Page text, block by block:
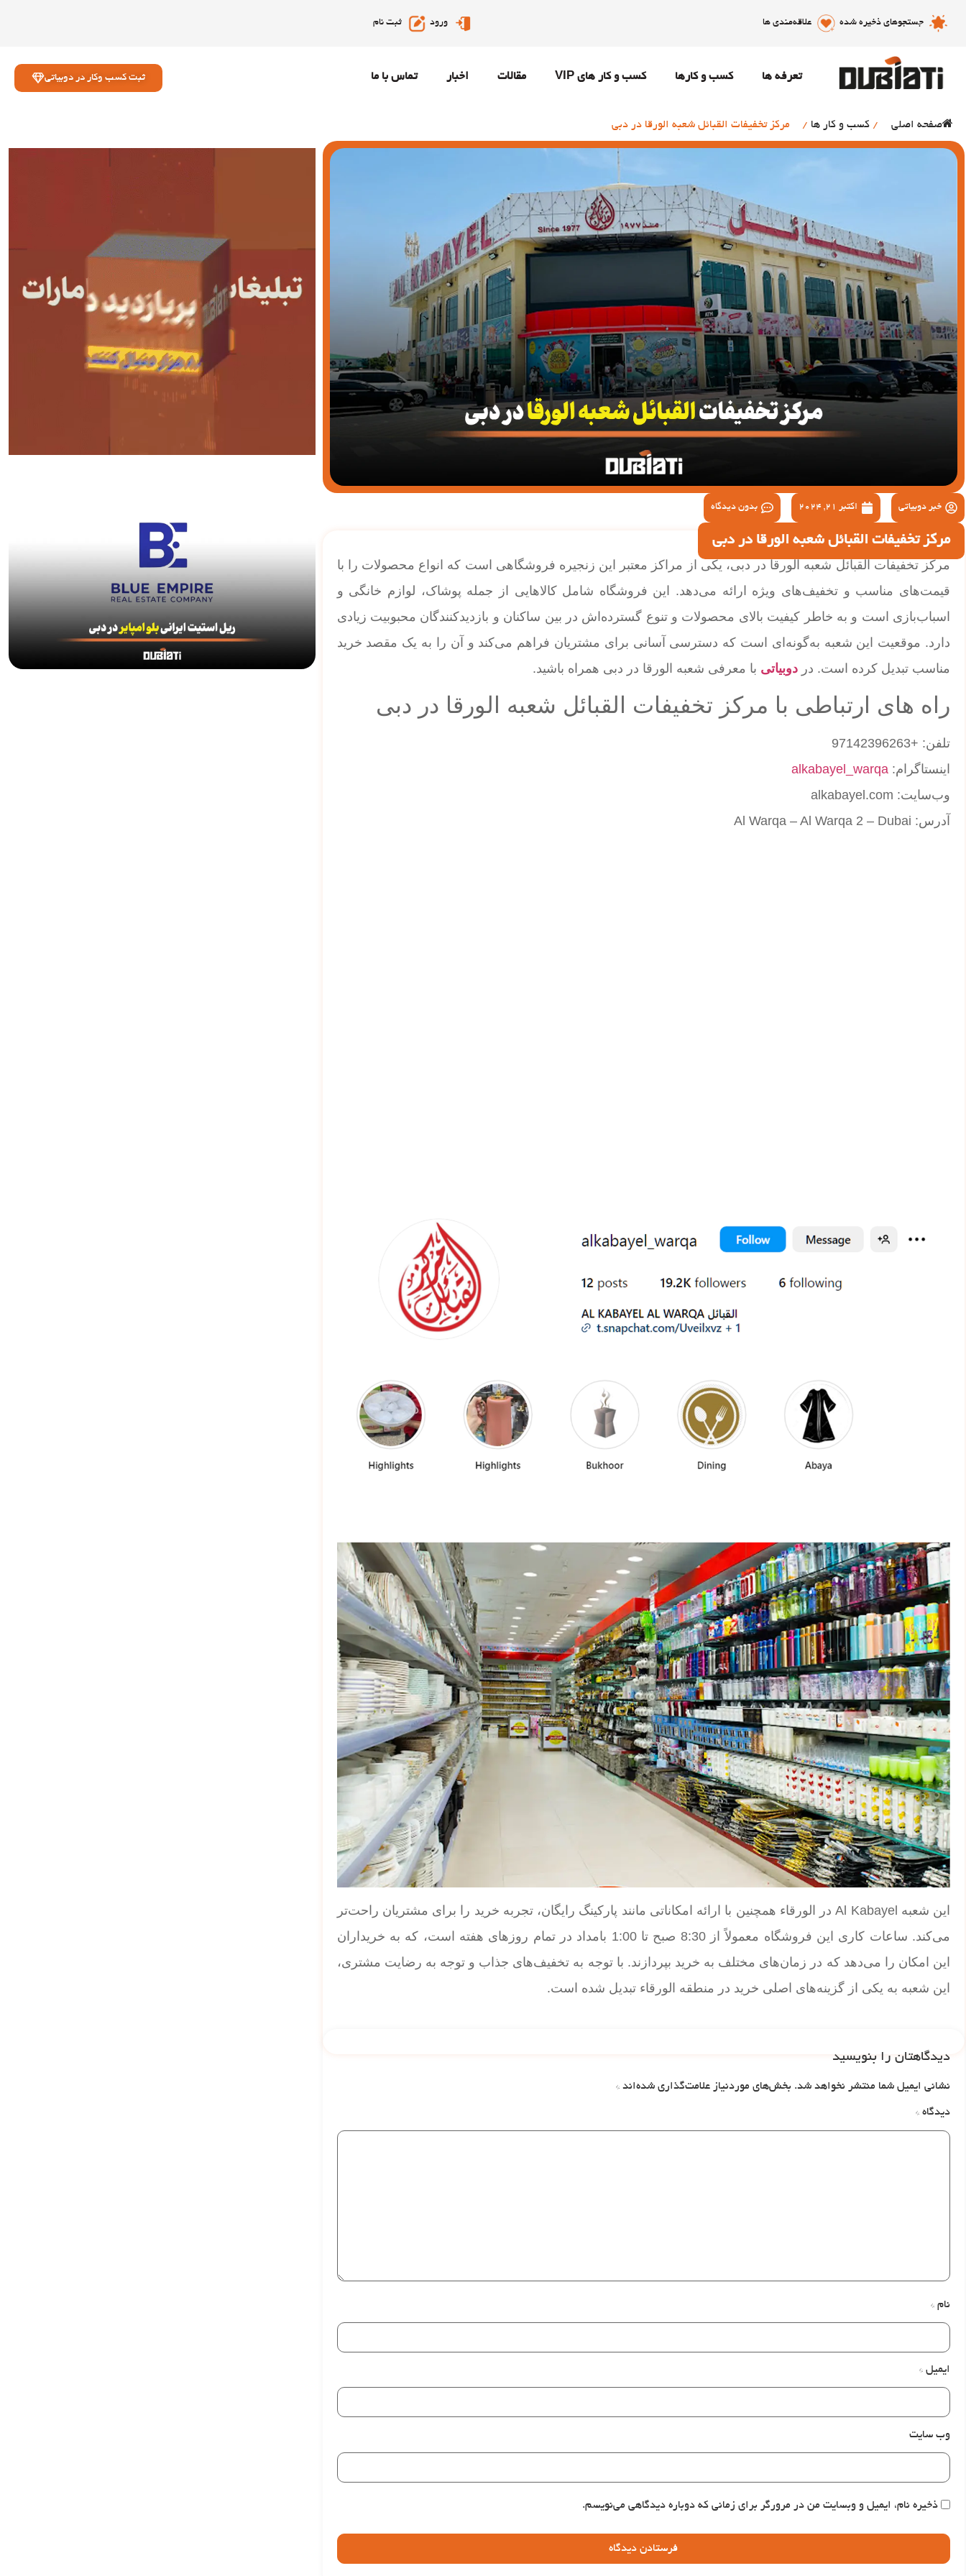
جستجوهای ذخیره شده علاقه‌مندی ها ورود ثبت نام
تعرفه ها کسب و کارها کسب و کار های VIP مقالات اخبار تماس با ما ثبت کسب وکار در دوبیاتی
صفحه اصلی / کسب و کار ها / مرکز تخفیفات القبائل شعبه الورقا در دبی
خبر دوبیاتی اکتبر 21, 2024 بدون دیدگاه
مرکز تخفیفات القبائل شعبه الورقا در دبی
مرکز تخفیفات القبائل شعبه الورقا در دبی، یکی از مراکز معتبر این زنجیره فروشگاهی است که انواع محصولات را با
قیمت‌های مناسب و تخفیف‌های ویژه ارائه می‌دهد. این فروشگاه شامل کالاهایی از جمله پوشاک، لوازم خانگی و
اسباب‌بازی است و به خاطر کیفیت بالای محصولات و تنوع گسترده‌اش در بین ساکنان و بازدیدکنندگان محبوبیت زیادی
دارد. موقعیت این شعبه به‌گونه‌ای است که دسترسی آسانی برای مشتریان فراهم می‌کند و آن را به یک مقصد خرید
مناسب تبدیل کرده است. در دوبیاتی با معرفی شعبه الورقا در دبی همراه باشید.
راه های ارتباطی با مرکز تخفیفات القبائل شعبه الورقا در دبی
تلفن: +97142396263
اینستاگرام: alkabayel_warqa
وب‌سایت: alkabayel.com
آدرس: Al Warqa – Al Warqa 2 – Dubai
این شعبه Al Kabayel در الورقاء همچنین با ارائه امکاناتی مانند پارکینگ رایگان، تجربه خرید را برای مشتریان راحت‌تر
می‌کند. ساعات کاری این فروشگاه معمولاً از 8:30 صبح تا 1:00 بامداد در تمام روزهای هفته است، که به خریداران
این امکان را می‌دهد که در زمان‌های مختلف به خرید بپردازند. با توجه به تخفیف‌های جذاب و توجه به رضایت مشتری،
این شعبه به یکی از گزینه‌های اصلی خرید در منطقه الورقاء تبدیل شده است.
دیدگاهتان را بنویسید
نشانی ایمیل شما منتشر نخواهد شد. بخش‌های موردنیاز علامت‌گذاری شده‌اند *
دیدگاه *
نام *
ایمیل *
وب‌ سایت
ذخیره نام، ایمیل و وبسایت من در مرورگر برای زمانی که دوباره دیدگاهی می‌نویسم.